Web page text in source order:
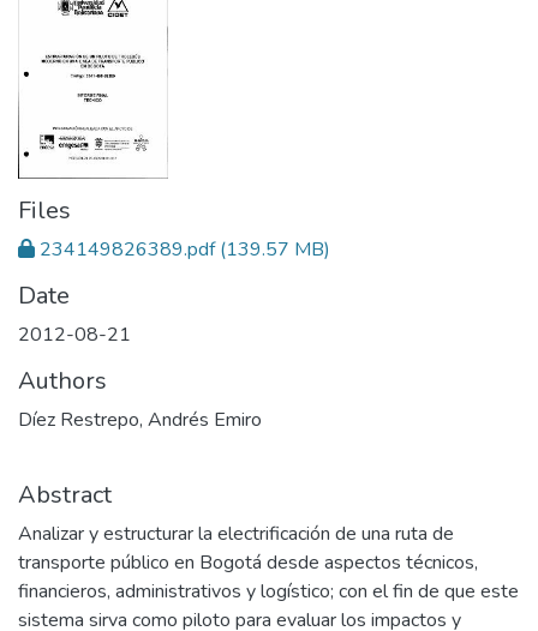
Files
234149826389.pdf(139.57 MB)
Date
2012-08-21
Authors
Díez Restrepo, Andrés Emiro
Abstract
Analizar y estructurar la electrificación de una ruta de
transporte público en Bogotá desde aspectos técnicos,
financieros, administrativos y logístico; con el fin de que este
sistema sirva como piloto para evaluar los impactos y